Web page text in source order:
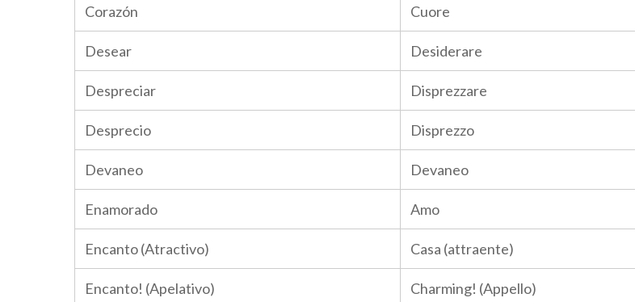
Corazón Cuore
Desear Desiderare
Despreciar Disprezzare
Desprecio Disprezzo
Devaneo Devaneo
Enamorado Amo
Encanto (Atractivo) Casa (attraente)
Encanto! (Apelativo) Charming! (Appello)